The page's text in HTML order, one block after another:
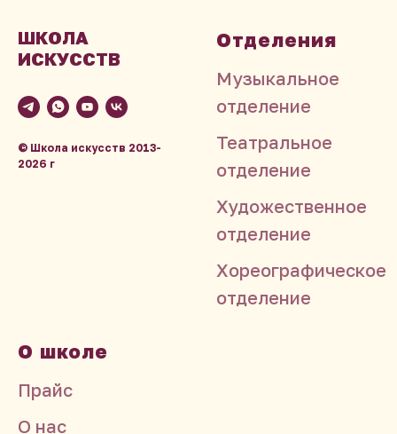
ШКОЛА
ИСКУССТВ
© Школа искусств 2013-
2026 г
Отделения
Музыкальное
отделение
Театральное
отделение
Художественное
отделение
Хореографическое
отделение
О школе
Прайс
О нас